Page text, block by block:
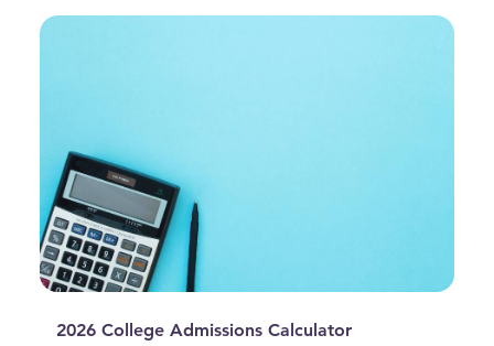
2026 College Admissions Calculator